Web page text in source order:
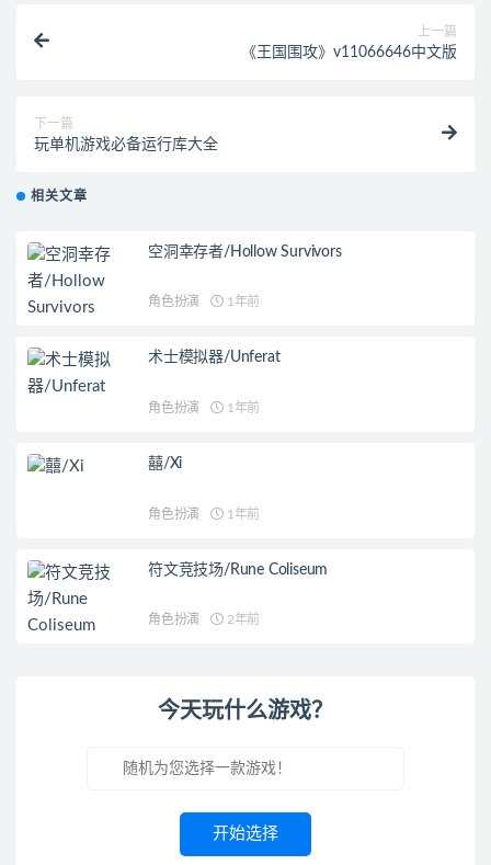
上一篇
《王国围攻》v11066646中文版
下一篇
玩单机游戏必备运行库大全
相关文章
空洞幸存者/Hollow Survivors
角色扮演 1年前
术士模拟器/Unferat
角色扮演 1年前
囍/Xi
角色扮演 1年前
符文竞技场/Rune Coliseum
角色扮演 2年前
今天玩什么游戏？
开始选择